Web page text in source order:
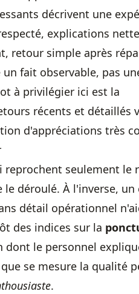
décrivent une
explications
retour simple après
fait observable, pas
à privilégier ici est la
récents et détaillés
d'appréciations très
reprochent seulement le
déroulé. À l'inverse, un
détail opérationnel
des indices sur la
dont le personnel
se mesure la qualité
.